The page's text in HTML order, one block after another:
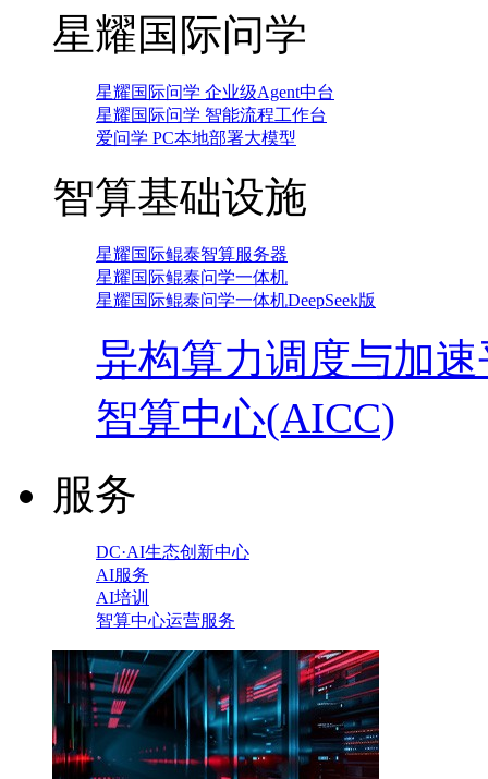
星耀国际问学
星耀国际问学 企业级Agent中台
星耀国际问学 智能流程工作台
爱问学 PC本地部署大模型
智算基础设施
星耀国际鲲泰智算服务器
星耀国际鲲泰问学一体机
星耀国际鲲泰问学一体机DeepSeek版
异构算力调度与加
智算中心(AICC)
服务
DC·AI生态创新中心
AI服务
AI培训
智算中心运营服务